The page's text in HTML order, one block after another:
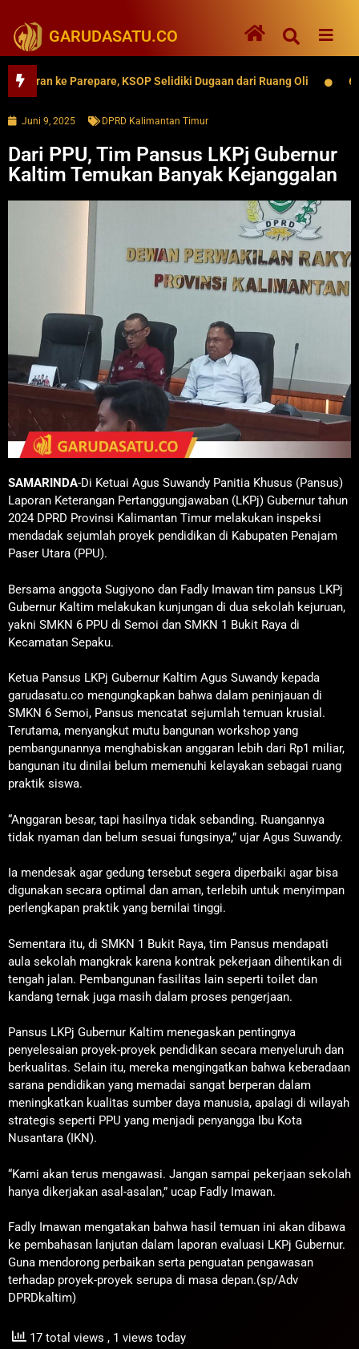
GARUDASATU.CO
ke Parepare, KSOP Selidiki Dugaan dari Ruang Oli 62
Juni 9, 2025 DPRD Kalimantan Timur
Dari PPU, Tim Pansus LKPj Gubernur
Kaltim Temukan Banyak Kejanggalan
SAMARINDA-Di Ketuai Agus Suwandy Panitia Khusus (Pansus)
Laporan Keterangan Pertanggungjawaban (LKPj) Gubernur tahun
2024 DPRD Provinsi Kalimantan Timur melakukan inspeksi
mendadak sejumlah proyek pendidikan di Kabupaten Penajam
Paser Utara (PPU).
Bersama anggota Sugiyono dan Fadly Imawan tim pansus LKPj
Gubernur Kaltim melakukan kunjungan di dua sekolah kejuruan,
yakni SMKN 6 PPU di Semoi dan SMKN 1 Bukit Raya di
Kecamatan Sepaku.
Ketua Pansus LKPj Gubernur Kaltim Agus Suwandy kepada
garudasatu.co mengungkapkan bahwa dalam peninjauan di
SMKN 6 Semoi, Pansus mencatat sejumlah temuan krusial.
Terutama, menyangkut mutu bangunan workshop yang
pembangunannya menghabiskan anggaran lebih dari Rp1 miliar,
bangunan itu dinilai belum memenuhi kelayakan sebagai ruang
praktik siswa.
“Anggaran besar, tapi hasilnya tidak sebanding. Ruangannya
tidak nyaman dan belum sesuai fungsinya,” ujar Agus Suwandy.
Ia mendesak agar gedung tersebut segera diperbaiki agar bisa
digunakan secara optimal dan aman, terlebih untuk menyimpan
perlengkapan praktik yang bernilai tinggi.
Sementara itu, di SMKN 1 Bukit Raya, tim Pansus mendapati
aula sekolah mangkrak karena kontrak pekerjaan dihentikan di
tengah jalan. Pembangunan fasilitas lain seperti toilet dan
kandang ternak juga masih dalam proses pengerjaan.
Pansus LKPj Gubernur Kaltim menegaskan pentingnya
penyelesaian proyek-proyek pendidikan secara menyeluruh dan
berkualitas. Selain itu, mereka mengingatkan bahwa keberadaan
sarana pendidikan yang memadai sangat berperan dalam
meningkatkan kualitas sumber daya manusia, apalagi di wilayah
strategis seperti PPU yang menjadi penyangga Ibu Kota
Nusantara (IKN).
“Kami akan terus mengawasi. Jangan sampai pekerjaan sekolah
hanya dikerjakan asal-asalan,” ucap Fadly Imawan.
Fadly Imawan mengatakan bahwa hasil temuan ini akan dibawa
ke pembahasan lanjutan dalam laporan evaluasi LKPj Gubernur.
Guna mendorong perbaikan serta penguatan pengawasan
terhadap proyek-proyek serupa di masa depan.(sp/Adv
DPRDkaltim)
17 total views , 1 views today